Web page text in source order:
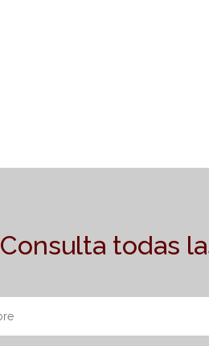
Consulta todas